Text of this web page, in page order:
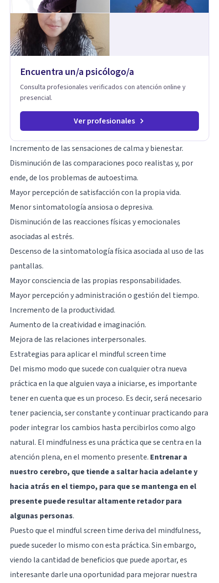
Encuentra un/a psicólogo/a
Consulta profesionales verificados con atención online y
presencial.
Ver profesionales
Incremento de las sensaciones de calma y bienestar.
Disminución de las comparaciones poco realistas y, por
ende, de los problemas de autoestima.
Mayor percepción de satisfacción con la propia vida.
Menor sintomatología ansiosa o depresiva.
Disminución de las reacciones físicas y emocionales
asociadas al estrés.
Descenso de la sintomatología física asociada al uso de las
pantallas.
Mayor consciencia de las propias responsabilidades.
Mayor percepción y administración o gestión del tiempo.
Incremento de la productividad.
Aumento de la creatividad e imaginación.
Mejora de las relaciones interpersonales.
Estrategias para aplicar el mindful screen time
Del mismo modo que sucede con cualquier otra nueva
práctica en la que alguien vaya a iniciarse, es importante
tener en cuenta que es un proceso. Es decir, será necesario
tener paciencia, ser constante y continuar practicando para
poder integrar los cambios hasta percibirlos como algo
natural. El mindfulness es una práctica que se centra en la
atención plena, en el momento presente. Entrenar a
nuestro cerebro, que tiende a saltar hacia adelante y
hacia atrás en el tiempo, para que se mantenga en el
presente puede resultar altamente retador para
algunas personas.
Puesto que el mindful screen time deriva del mindfulness,
puede suceder lo mismo con esta práctica. Sin embargo,
viendo la cantidad de beneficios que puede aportar, es
interesante darle una oportunidad para mejorar nuestra